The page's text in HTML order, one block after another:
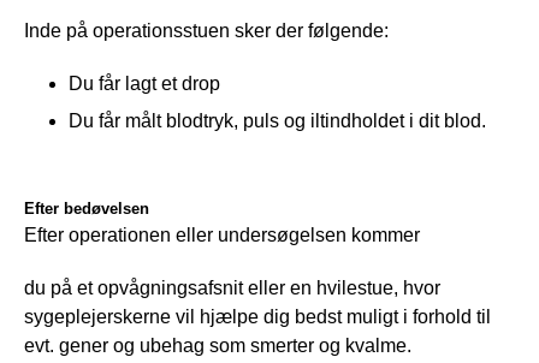
Inde på operationsstuen sker der følgende:
Du får lagt et drop
Du får målt blodtryk, puls og iltindholdet i dit blod.
Efter bedøvelsen
Efter operationen eller undersøgelsen kommer
du på et opvågningsafsnit eller en hvilestue, hvor
sygeplejerskerne vil hjælpe dig bedst muligt i forhold til
evt. gener og ubehag som smerter og kvalme.